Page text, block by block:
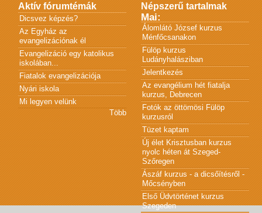
Aktív fórumtémák
Dicsvez képzés?
Az Egyház az
evangelizációnak él
Evangelizáció egy katolikus
iskolában...
Fiatalok evangelizációja
Nyári iskola
Mi legyen velünk
Több
Népszerű tartalmak
Mai:
Álomlátó József kurzus
Ménfőcsanakon
Fülöp kurzus
Ludányhalásziban
Jelentkezés
Az evangélium hét fiatalja
kurzus, Debrecen
Fotók az öttömösi Fülöp
kurzusról
Tüzet kaptam
Új élet Krisztusban kurzus
nyolc héten át Szeged-
Szőregen
Ászáf kurzus - a dicsőítésről -
Mőcsényben
Első Üdvtörténet kurzus
Szegeden